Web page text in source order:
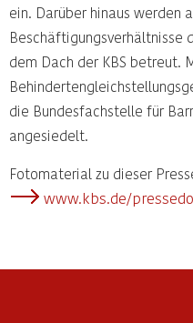
ein. Darüber hinaus werden
Beschäftigungsverhältnisse
dem Dach der KBS betreut.
die Bundesfachstelle für
angesiedelt.
Fotomaterial zu dieser
www.kbs.de/